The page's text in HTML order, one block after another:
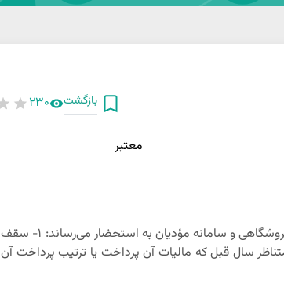
بازگشت 230
معتبر
با عنایت به سؤالات و ابهامات مؤدیان محترم مالیاتی در خصوص
مالیات بر ارزش افزوده دوره متناظر سال قبل که مالیات آن پرداخت یا ترتیب